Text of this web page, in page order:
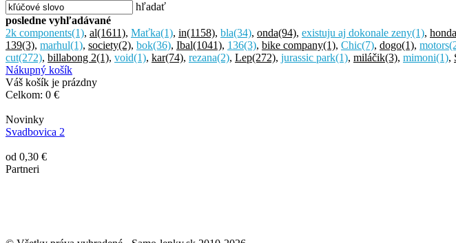
hľadať
posledne vyhľadávané
2k components(1), al(1611), Maťka(1), in(1158), bla(34), onda(94), existuju aj dokonale zeny(1),
139(3), marhul(1), society(2), bok(36), Ibal(1041), 136(3), bike company(1), Chic(7), dogo(1), motors
cut(272), billabong 2(1), void(1), kar(74), rezana(2), Lep(272), jurassic park(1), miláčik(3), mimoni(1),
Nákupný košík
Váš košík je prázdny
Celkom: 0 €
Novinky
Svadbovica 2
od 0,30 €
Partneri